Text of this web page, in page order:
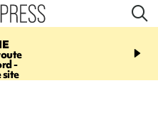
-
site
10:33
l’enfance - une